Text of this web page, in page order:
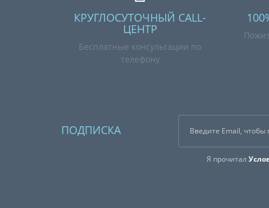
КРУГЛОСУТОЧНЫЙ CALL-
ЦЕНТР
Бесплатные консультации по
телефону
ПОДПИСКА
Я прочитал